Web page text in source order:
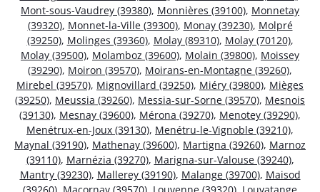
Mont-sous-Vaudrey (39380), Monnières (39100), Monnetay
(39320), Monnet-la-Ville (39300), Monay (39230), Molpré
(39250), Molinges (39360), Molay (89310), Molay (70120),
Molay (39500), Molamboz (39600), Molain (39800), Moissey
(39290), Moiron (39570), Moirans-en-Montagne (39260),
Mirebel (39570), Mignovillard (39250), Miéry (39800), Mièges
(39250), Meussia (39260), Messia-sur-Sorne (39570), Mesnois
(39130), Mesnay (39600), Mérona (39270), Menotey (39290),
Menétrux-en-Joux (39130), Menétru-le-Vignoble (39210),
Maynal (39190), Mathenay (39600), Martigna (39260), Marnoz
(39110), Marnézia (39270), Marigna-sur-Valouse (39240),
Mantry (39230), Mallerey (39190), Malange (39700), Maisod